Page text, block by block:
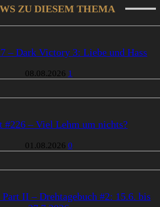
ZU DIESEM THEMA
– Dark Victory 3: Liebe und Hass
08.08.2026 1
#226 – Viel Lehm um nichts?
01.08.2026 0
II – Drehtagebuch #2: 15.6. bis